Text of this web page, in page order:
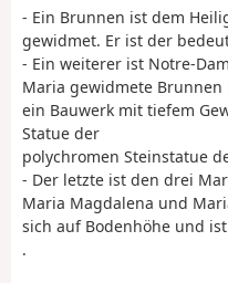
- Ein Brunnen ist dem
gewidmet. Er ist der
- Ein weiterer ist Notre-
Maria gewidmete Brunnen
ein Bauwerk mit tiefem
Statue der
polychromen Steinstatue
- Der letzte ist den drei
Maria Magdalena und
sich auf Bodenhöhe und ist
.